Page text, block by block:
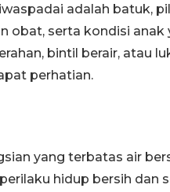
adalah batuk,
obat, serta kondisi
bintil berair, atau
perhatian.
yang terbatas air
hidup bersih dan